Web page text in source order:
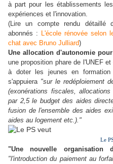
à part pour les établissements
expériences et l'innovation.
(Lire un compte rendu détaillé
abonnés : L'école rénovée selon
chat avec Bruno Julliard)
Une allocation d'autonomie
une proposition phare de l'UNEF
à doter les jeunes en formation
s'appuiera "sur le redéploiement
(exonérations fiscales,
par 2,5 le budget des aides
fusion de l'ensemble des aides
aides au logement etc.)."
Le
"Une nouvelle organisation
"l'introduction du paiement au